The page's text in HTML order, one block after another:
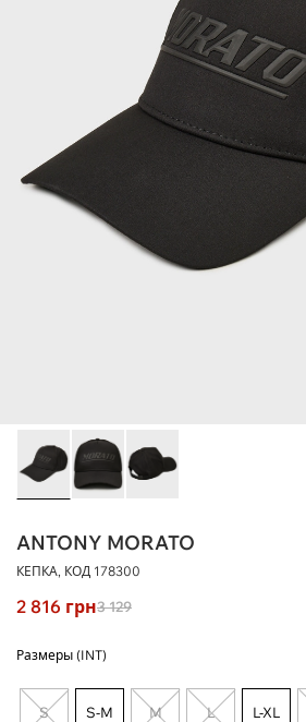
ANTONY MORATO
КЕПКА, КОД 178300
2 816 грн3 129
Размеры (INT)
S S-M M L L-XL